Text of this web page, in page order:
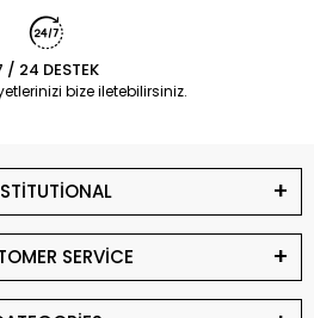
/ 24 DESTEK
bize iletebilirsiniz.
SERVİCE